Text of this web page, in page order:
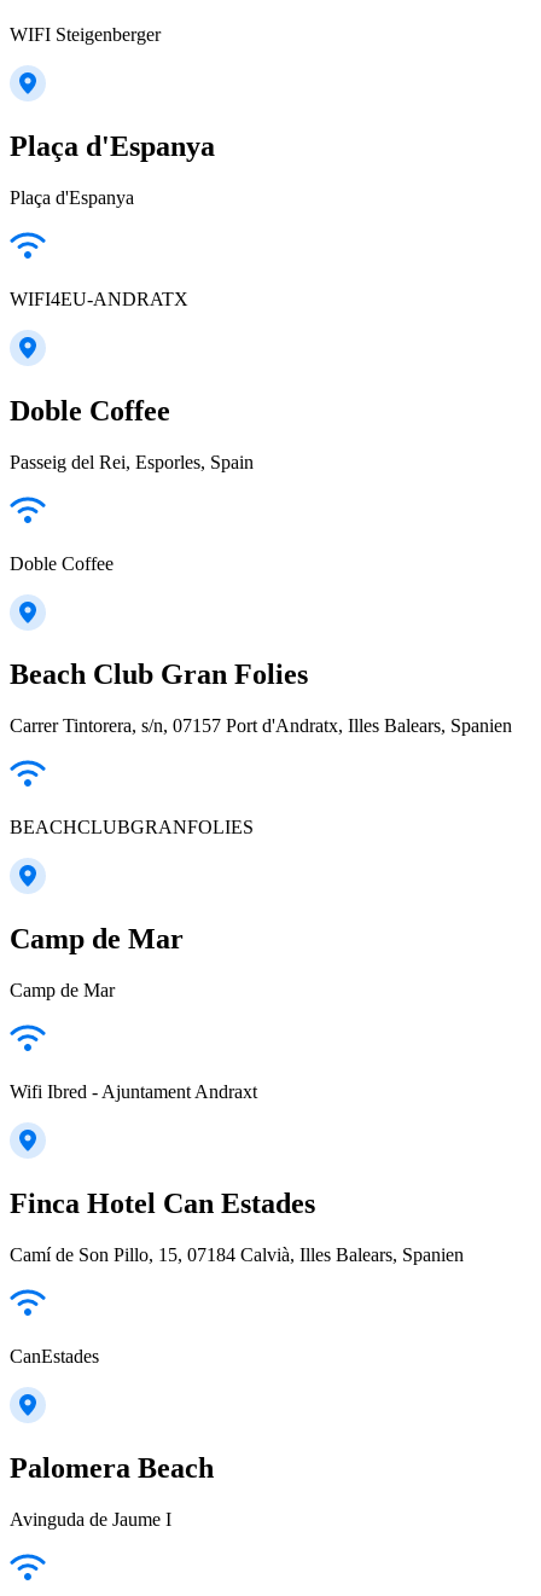
WIFI Steigenberger
Plaça d'Espanya
Plaça d'Espanya
WIFI4EU-ANDRATX
Doble Coffee
Passeig del Rei, Esporles, Spain
Doble Coffee
Beach Club Gran Folies
Carrer Tintorera, s/n, 07157 Port d'Andratx, Illes Balears, Spanien
BEACHCLUBGRANFOLIES
Camp de Mar
Camp de Mar
Wifi Ibred - Ajuntament Andraxt
Finca Hotel Can Estades
Camí de Son Pillo, 15, 07184 Calvià, Illes Balears, Spanien
CanEstades
Palomera Beach
Avinguda de Jaume I